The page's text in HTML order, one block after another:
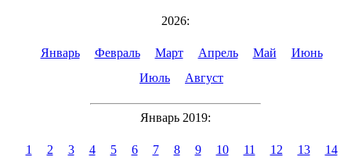
2026:
Январь Февраль Март Апрель Май
Июнь
Июль
Август
Январь 2019:
1 2 3 4 5 6 7 8 9 10 11 12 13
14